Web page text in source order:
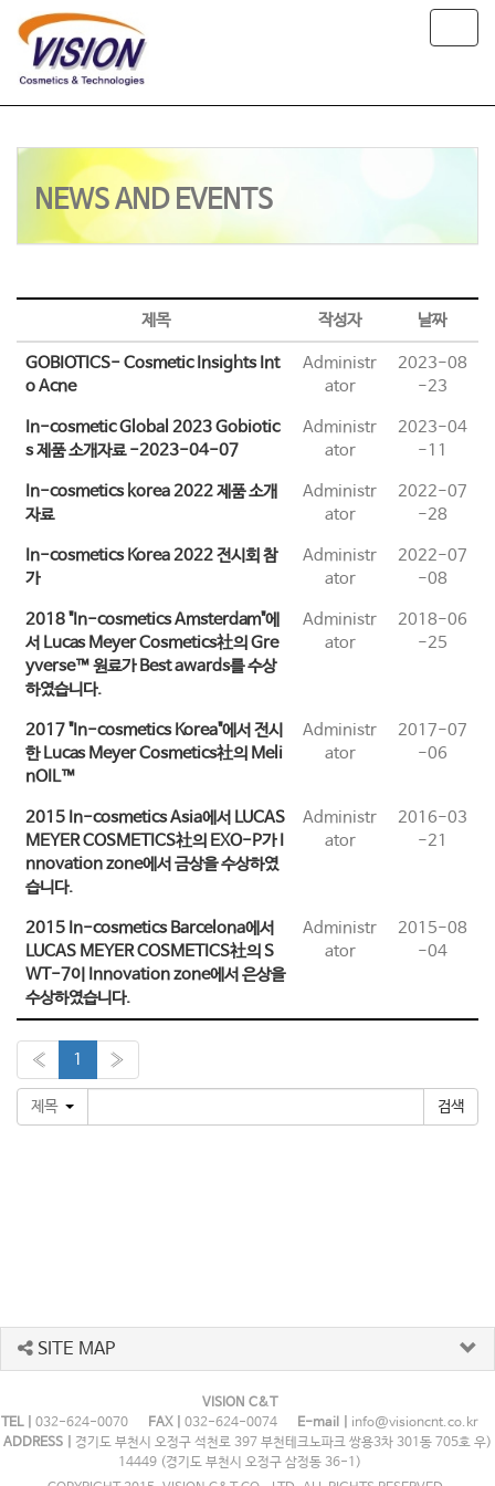
o
g
i
n
NEWS AND EVENTS
제목 작성자 날짜
GOBIOTICS- Cosmetic Insights Int
o Acne
Administr
ator
2023-08
-23
In-cosmetic Global 2023 Gobiotic
s 제품 소개자료 -2023-04-07
Administr
ator
2023-04
-11
In-cosmetics korea 2022 제품 소개
자료
Administr
ator
2022-07
-28
In-cosmetics Korea 2022 전시회 참
가
Administr
ator
2022-07
-08
2018 "In-cosmetics Amsterdam"에
서 Lucas Meyer Cosmetics社의 Gre
yverse™ 원료가 Best awards를 수상
하였습니다.
Administr
ator
2018-06
-25
2017 "In-cosmetics Korea"에서 전시
한 Lucas Meyer Cosmetics社의 Meli
nOIL™
Administr
ator
2017-07
-06
2015 In-cosmetics Asia에서 LUCAS
MEYER COSMETICS社의 EXO-P가 I
nnovation zone에서 금상을 수상하였
습니다.
Administr
ator
2016-03
-21
2015 In-cosmetics Barcelona에서
LUCAS MEYER COSMETICS社의 S
WT-7이 Innovation zone에서 은상을
수상하였습니다.
Administr
ator
2015-08
-04
« 1 »
제목
SITE MAP
VISION C&T
TEL |
032-624-0070 FAX | 032-624-0074 E-mail |
info@visioncnt.co.kr
ADDRESS |
경기도 부천시 오정구 석천로 397 부천테크노파크 쌍용3차 301동 705호 우)
14449 (경기도 부천시 오정구 삼정동 36-1)